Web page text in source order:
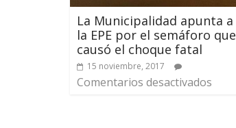
La Municipalidad apunta a
la EPE por el semáforo que
causó el choque fatal
15 noviembre, 2017
Comentarios desactivados